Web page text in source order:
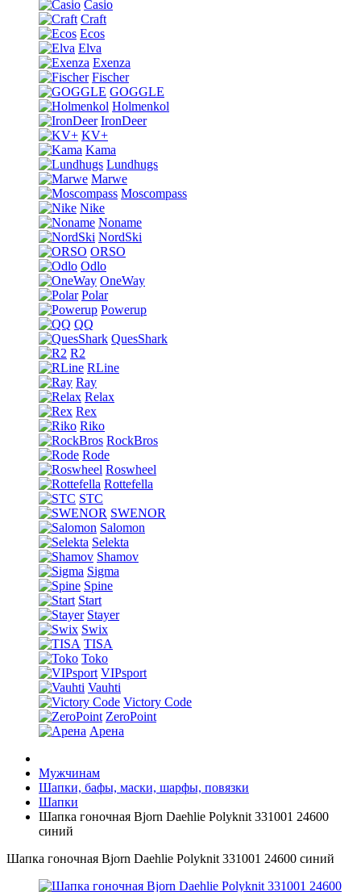
Casio
Craft
Ecos
Elva
Exenza
Fischer
GOGGLE
Holmenkol
IronDeer
KV+
Kama
Lundhugs
Marwe
Moscompass
Nike
Noname
NordSki
ORSO
Odlo
OneWay
Polar
Powerup
QQ
QuesShark
R2
RLine
Ray
Relax
Rex
Riko
RockBros
Rode
Roswheel
Rottefella
STC
SWENOR
Salomon
Selekta
Shamov
Sigma
Spine
Start
Stayer
Swix
TISA
Toko
VIPsport
Vauhti
Victory Code
ZeroPoint
Арена
Мужчинам
Шапки, бафы, маски, шарфы, повязки
Шапки
Шапка гоночная Bjorn Daehlie Polyknit 331001 24600
синий
Шапка гоночная Bjorn Daehlie Polyknit 331001 24600 синий